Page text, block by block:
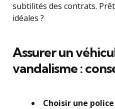
subtilités des contrats.
idéales ?
Assurer un
vandalisme :
Choisir une